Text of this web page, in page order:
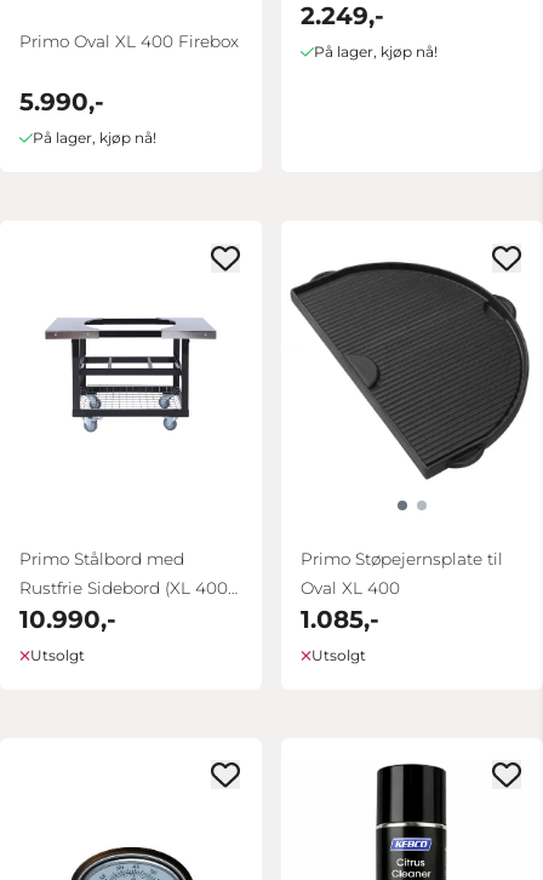
Primo Oval XL 400 Firebox
5.990,-
På lager, kjøp nå!
2.249,-
På lager, kjøp nå!
Primo Stålbord med
Rustfrie Sidebord (XL 400
& LG 300)
10.990,-
Utsolgt
Primo Støpejernsplate til
Oval XL 400
1.085,-
Utsolgt